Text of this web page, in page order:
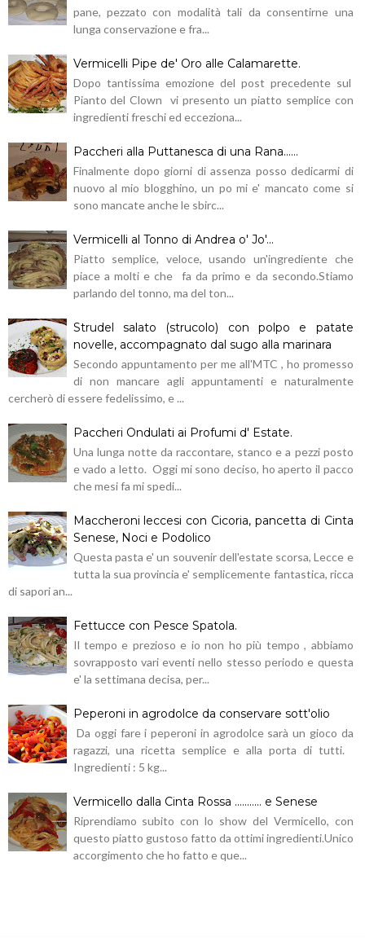
pane, pezzato con modalità tali da consentirne una
lunga conservazione e fra...
Vermicelli Pipe de' Oro alle Calamarette.
Dopo tantissima emozione del post precedente sul
Pianto del Clown vi presento un piatto semplice con
ingredienti freschi ed ecceziona...
Paccheri alla Puttanesca di una Rana......
Finalmente dopo giorni di assenza posso dedicarmi di
nuovo al mio blogghino, un po mi e' mancato come si
sono mancate anche le sbirc...
Vermicelli al Tonno di Andrea o' Jo'...
Piatto semplice, veloce, usando un'ingrediente che
piace a molti e che fa da primo e da secondo.Stiamo
parlando del tonno, ma del ton...
Strudel salato (strucolo) con polpo e patate
novelle, accompagnato dal sugo alla marinara
Secondo appuntamento per me all'MTC , ho promesso
di non mancare agli appuntamenti e naturalmente
cercherò di essere fedelissimo, e ...
Paccheri Ondulati ai Profumi d' Estate.
Una lunga notte da raccontare, stanco e a pezzi posto
e vado a letto. Oggi mi sono deciso, ho aperto il pacco
che mesi fa mi spedi...
Maccheroni leccesi con Cicoria, pancetta di Cinta
Senese, Noci e Podolico
Questa pasta e' un souvenir dell'estate scorsa, Lecce e
tutta la sua provincia e' semplicemente fantastica, ricca
di sapori an...
Fettucce con Pesce Spatola.
Il tempo e prezioso e io non ho più tempo , abbiamo
sovrapposto vari eventi nello stesso periodo e questa
e' la settimana decisa, per...
Peperoni in agrodolce da conservare sott'olio
Da oggi fare i peperoni in agrodolce sarà un gioco da
ragazzi, una ricetta semplice e alla porta di tutti.
Ingredienti : 5 kg...
Vermicello dalla Cinta Rossa ........... e Senese
Riprendiamo subito con lo show del Vermicello, con
questo piatto gustoso fatto da ottimi ingredienti.Unico
accorgimento che ho fatto e que...